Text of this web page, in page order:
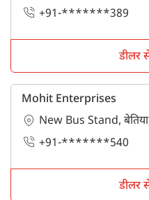
+91-*******389
डीलर
Mohit Enterprises
New Bus Stand,
+91-*******540
डीलर